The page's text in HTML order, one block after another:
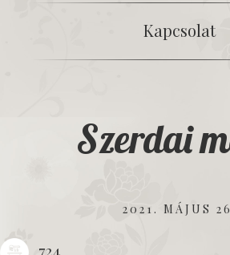
Kapcsolat
Szerdai
2021. MÁJUS
724